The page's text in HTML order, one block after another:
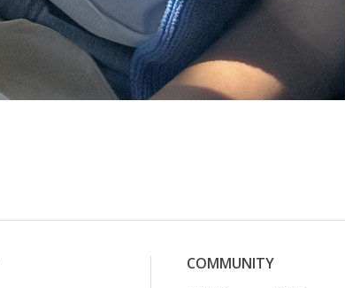
COMMUNITY